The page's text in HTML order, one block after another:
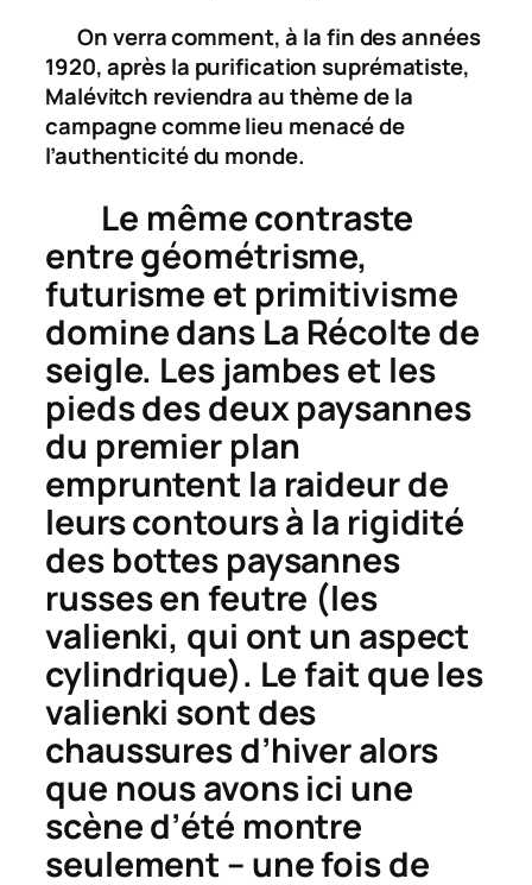
On verra comment, à la fin des années
1920, après la purification suprématiste,
Malévitch reviendra au thème de la
campagne comme lieu menacé de
l’authenticité du monde.
Le même contraste
entre géométrisme,
futurisme et primitivisme
domine dans La Récolte de
seigle. Les jambes et les
pieds des deux paysannes
du premier plan
empruntent la raideur de
leurs contours à la rigidité
des bottes paysannes
russes en feutre (les
valienki, qui ont un aspect
cylindrique). Le fait que les
valienki sont des
chaussures d’hiver alors
que nous avons ici une
scène d’été montre
seulement – une fois de